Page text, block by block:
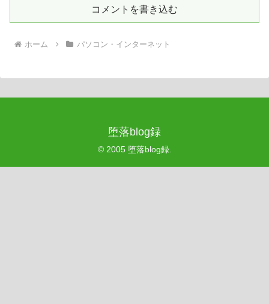
コメントを書き込む
ホーム パソコン・インターネット
堕落blog録
© 2005 堕落blog録.